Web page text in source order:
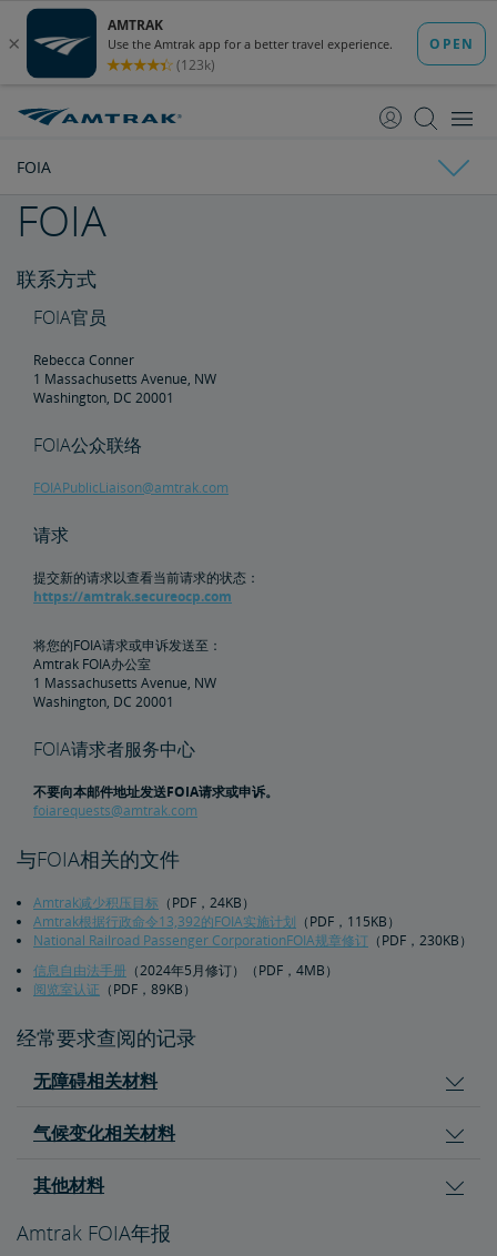
至
至
FOIA
Amtrak简介
国家经济影响宣传册
各州概况介绍
利益相关方常见问答
董事会
政府事务
国会证词
报告与文件
Penn Station交通基础设施项目
Great American车站
Amtrak警察局
FOIA
提交FOIA请求说明
旅行社资源中心
企业旅行社
换票和退款
发送员工好评
合作伙伴与联盟
Amtrak采购商机
East Barracks Trenton铁路站场
New York Penn Station
Wilmington西铁路站场
Cedar Hill Hamden铁路站场
County Yard New Brunswick铁路站场
工程实践和标准库
FOIA
联系方式
FOIA官员
Rebecca Conner
1 Massachusetts Avenue, NW
Washington, DC 20001
FOIA公众联络
FOIAPublicLiaison@amtrak.com
请求
提交新的请求以查看当前请求的状态：
https://amtrak.secureocp.com
将您的FOIA请求或申诉发送至：
Amtrak FOIA办公室
1 Massachusetts Avenue, NW
Washington, DC 20001
FOIA请求者服务中心
不要向本邮件地址发送FOIA请求或申诉。
foiarequests@amtrak.com
与FOIA相关的文件
Amtrak减少积压目标 （PDF，24KB）
Amtrak根据行政命令13,392的FOIA实施计划 （PDF，115KB）
National Railroad Passenger CorporationFOIA规章修订 （PDF，230KB）
信息自由法手册 （2024年5月修订）（PDF，4MB）
阅览室认证 （PDF，89KB）
经常要求查阅的记录
无障碍相关材料
气候变化相关材料
其他材料
Amtrak FOIA年报